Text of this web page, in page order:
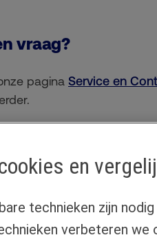
vraag?
pagina Service en
en
technieken zijn
verbeteren